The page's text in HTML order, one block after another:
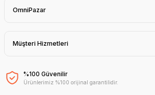
OmniPazar
Müşteri Hizmetleri
%100 Güvenilir
Ürünlerimiz %100 orijinal garantilidir.